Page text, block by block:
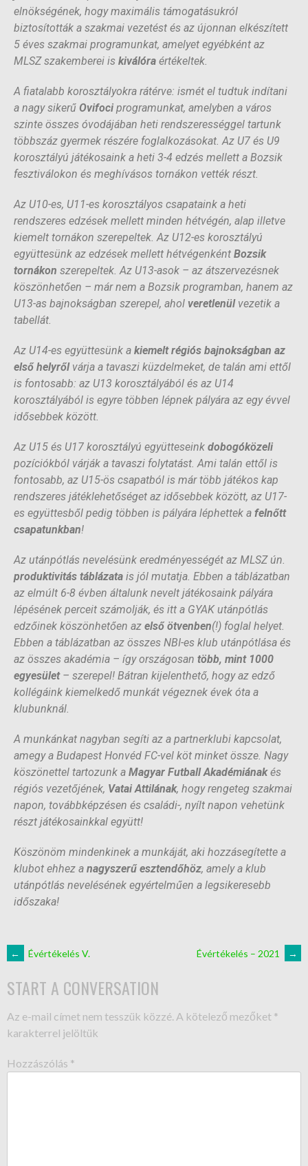
elnökségének, hogy maximális támogatásukról
biztosították a szakmai vezetést és az újonnan elkészített
5 éves szakmai programunkat, amelyet egyébként az
MLSZ szakemberei is kiválóra értékeltek.
A fiatalabb korosztályokra rátérve: ismét el tudtuk indítani
a nagy sikerű Ovifoci programunkat, amelyben a város
szinte összes óvodájában heti rendszerességgel tartunk
többszáz gyermek részére foglalkozásokat. Az U7 és U9
korosztályú játékosaink a heti 3-4 edzés mellett a Bozsik
fesztiválokon és meghívásos tornákon vették részt.
Az U10-es, U11-es korosztályos csapataink a heti
rendszeres edzések mellett minden hétvégén, alap illetve
kiemelt tornákon szerepeltek. Az U12-es korosztályú
együttesünk az edzések mellett hétvégenként Bozsik
tornákon szerepeltek. Az U13-asok – az átszervezésnek
köszönhetően – már nem a Bozsik programban, hanem az
U13-as bajnokságban szerepel, ahol veretlenülvezetik a
tabellát.
Az U14-es együttesünk a kiemelt régiós bajnokságban az
első helyrőlvárja a tavaszi küzdelmeket, de talán ami ettől
is fontosabb: az U13 korosztályából és az U14
korosztályából is egyre többen lépnek pályára az egy évvel
idősebbek között.
Az U15 és U17 korosztályú együtteseink dobogóközeli
pozíciókból várják a tavaszi folytatást. Ami talán ettől is
fontosabb, az U15-ös csapatból is már több játékos kap
rendszeres játéklehetőséget az idősebbek között, az U17-
es együttesből pedig többen is pályára léphettek a felnőtt
csapatunkban!
Az utánpótlás nevelésünk eredményességét az MLSZ ún.
produktivitás táblázata is jól mutatja. Ebben a táblázatban
az elmúlt 6-8 évben általunk nevelt játékosaink pályára
lépésének perceit számolják, és itt a GYAK utánpótlás
edzőinek köszönhetően az első ötvenben(!) foglal helyet.
Ebben a táblázatban az összes NBI-es klub utánpótlása és
az összes akadémia – így országosan több, mint 1000
egyesület– szerepel! Bátran kijelenthető, hogy az edző
kollégáink kiemelkedő munkát végeznek évek óta a
klubunknál.
A munkánkat nagyban segíti az a partnerklubi kapcsolat,
amegy a Budapest Honvéd FC-vel köt minket össze. Nagy
köszönettel tartozunk a Magyar Futball Akadémiánakés
régiós vezetőjének, Vatai Attilának, hogy rengeteg szakmai
napon, továbbképzésen és családi-, nyílt napon vehetünk
részt játékosainkkal együtt!
Köszönöm mindenkinek a munkáját, aki hozzásegítette a
klubot ehhez a nagyszerű esztendőhöz, amely a klub
utánpótlás nevelésének egyértelműen a legsikeresebb
időszaka!
← Évértékelés V. Évértékelés – 2021 →
START A CONVERSATION
Az e-mail címet nem tesszük közzé. A kötelező mezőket *
karakterrel jelöltük
Hozzászólás *